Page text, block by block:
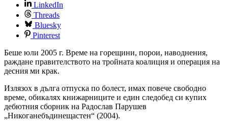
LinkedIn
Threads
Bluesky
Pinterest
Беше юли 2005 г. Време на горещини, порои, наводнения,
раждане правителството на тройната коалиция и операция на
десния ми крак.
Излязох в дълга отпуска по болест, имах повече свободно
време, обикалях книжарниците и един следобед си купих
дебютния сборник на Радослав Парушев
„Никоганебъдинещастен“ (2004).